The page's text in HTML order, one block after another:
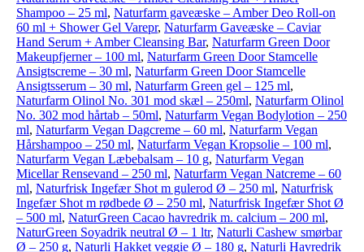
Shampoo – 25 ml, Naturfarm gaveæske – Amber Deo Roll-on
60 ml + Shower Gel Varepr, Naturfarm Gaveæske – Caviar
Hand Serum + Amber Cleansing Bar, Naturfarm Green Door
Makeupfjerner – 100 ml, Naturfarm Green Door Stamcelle
Ansigtscreme – 30 ml, Naturfarm Green Door Stamcelle
Ansigtsserum – 30 ml, Naturfarm Green gel – 125 ml,
Naturfarm Olinol No. 301 mod skæl – 250ml, Naturfarm Olinol
No. 302 mod hårtab – 50ml, Naturfarm Vegan Bodylotion – 250
ml, Naturfarm Vegan Dagcreme – 60 ml, Naturfarm Vegan
Hårshampoo – 250 ml, Naturfarm Vegan Kropsolie – 100 ml,
Naturfarm Vegan Læbebalsam – 10 g, Naturfarm Vegan
Micellar Rensevand – 250 ml, Naturfarm Vegan Natcreme – 60
ml, Naturfrisk Ingefær Shot m gulerod Ø – 250 ml, Naturfrisk
Ingefær Shot m rødbede Ø – 250 ml, Naturfrisk Ingefær Shot Ø
– 500 ml, NaturGreen Cacao havredrik m. calcium – 200 ml,
NaturGreen Soyadrik neutral Ø – 1 ltr, Naturli Cashew smørbar
Ø – 250 g, Naturli Hakket veggie Ø – 180 g, Naturli Havredrik